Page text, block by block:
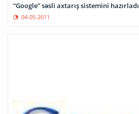
“Google” səsli axtarış sistemini hazırladı
04-05-2011